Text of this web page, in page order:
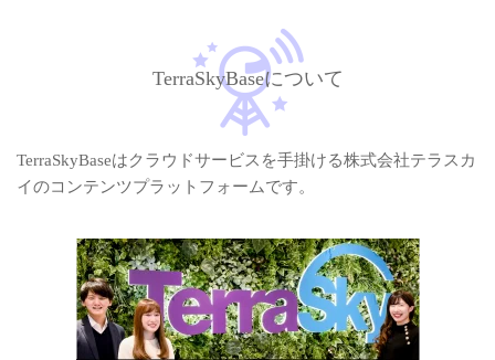
TerraSkyBaseについて
TerraSkyBaseはクラウドサービスを手掛ける株式会社テラスカ
イのコンテンツプラットフォームです。